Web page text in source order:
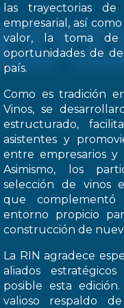
las trayectorias
empresarial, así
valor, la toma de
oportunidades de
país.
Como es tradición
Vinos, se
estructurado,
asistentes y
entre empresarios y
Asimismo, los
selección de vinos
que
entorno propicio
construcción de
La RIN agradece
aliados
posible esta
valioso respaldo